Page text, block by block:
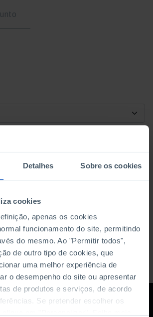
Detalhes Sobre os cookies
cookies
apenas os cookies
funcionamento do site, permitindo
do mesmo. Ao "Permitir todos",
de outro tipo de cookies, que
uma melhor experiência de
o desempenho do site ou apresentar
de produtos e serviços, de acordo
Se pretender escolher os